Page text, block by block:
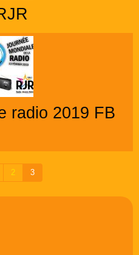
radio 2019 FB
2 3